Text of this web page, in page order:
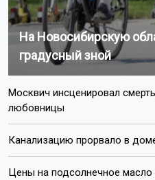
На Новосибирскую
градусный зной
Москвич инсценировал
любовницы
Канализацию прорвало в
Цены на подсолнечное